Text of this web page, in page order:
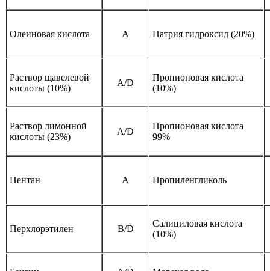
Олеиновая кислота A Натрия гидроксид (20%)
Раствор щавелевой
кислоты (10%)
А/D
Пропионовая кислота
(10%)
Раствор лимонной
кислоты (23%)
А/D
Пропионовая кислота
99%
Пентан A Пропиленгликоль
Перхлорэтилен B/D
Салициловая кислота
(10%)